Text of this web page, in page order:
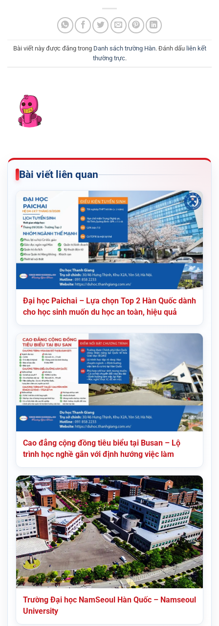
Bài viết này được đăng trong Danh sách trường Hàn. Đánh dấu liên kết
thường trực.
Bài viết liên quan
Đại học Paichai – Lựa chọn Top 2 Hàn Quốc dành
cho học sinh muốn du học an toàn, hiệu quả
Cao đẳng cộng đồng tiêu biểu tại Busan – Lộ
trình học nghề gắn với định hướng việc làm
Trường Đại học NamSeoul Hàn Quốc – Namseoul
University